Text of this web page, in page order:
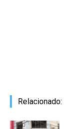
Relacionado: